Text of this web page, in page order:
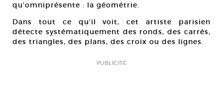
qu’omniprésente : la géométrie.
Dans tout ce qu’il voit, cet artiste parisien
détecte systématiquement des ronds, des carrés,
des triangles, des plans, des croix ou des lignes.
PUBLICITÉ